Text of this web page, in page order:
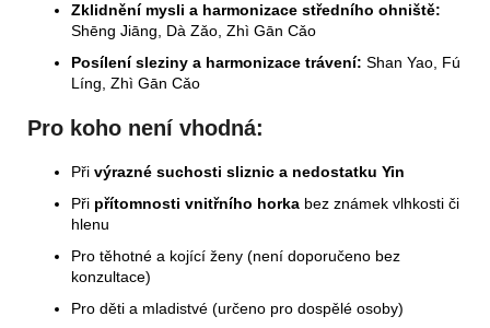
Zklidnění mysli a harmonizace středního ohniště:
Shēng Jiāng, Dà Zǎo, Zhì Gān Cǎo
Posílení sleziny a harmonizace trávení: Shan Yao, Fú
Líng, Zhì Gān Cǎo
Pro koho není vhodná:
Při výrazné suchosti sliznic a nedostatku Yin
Při přítomnosti vnitřního horka bez známek vlhkosti či
hlenu
Pro těhotné a kojící ženy (není doporučeno bez
konzultace)
Pro děti a mladistvé (určeno pro dospělé osoby)